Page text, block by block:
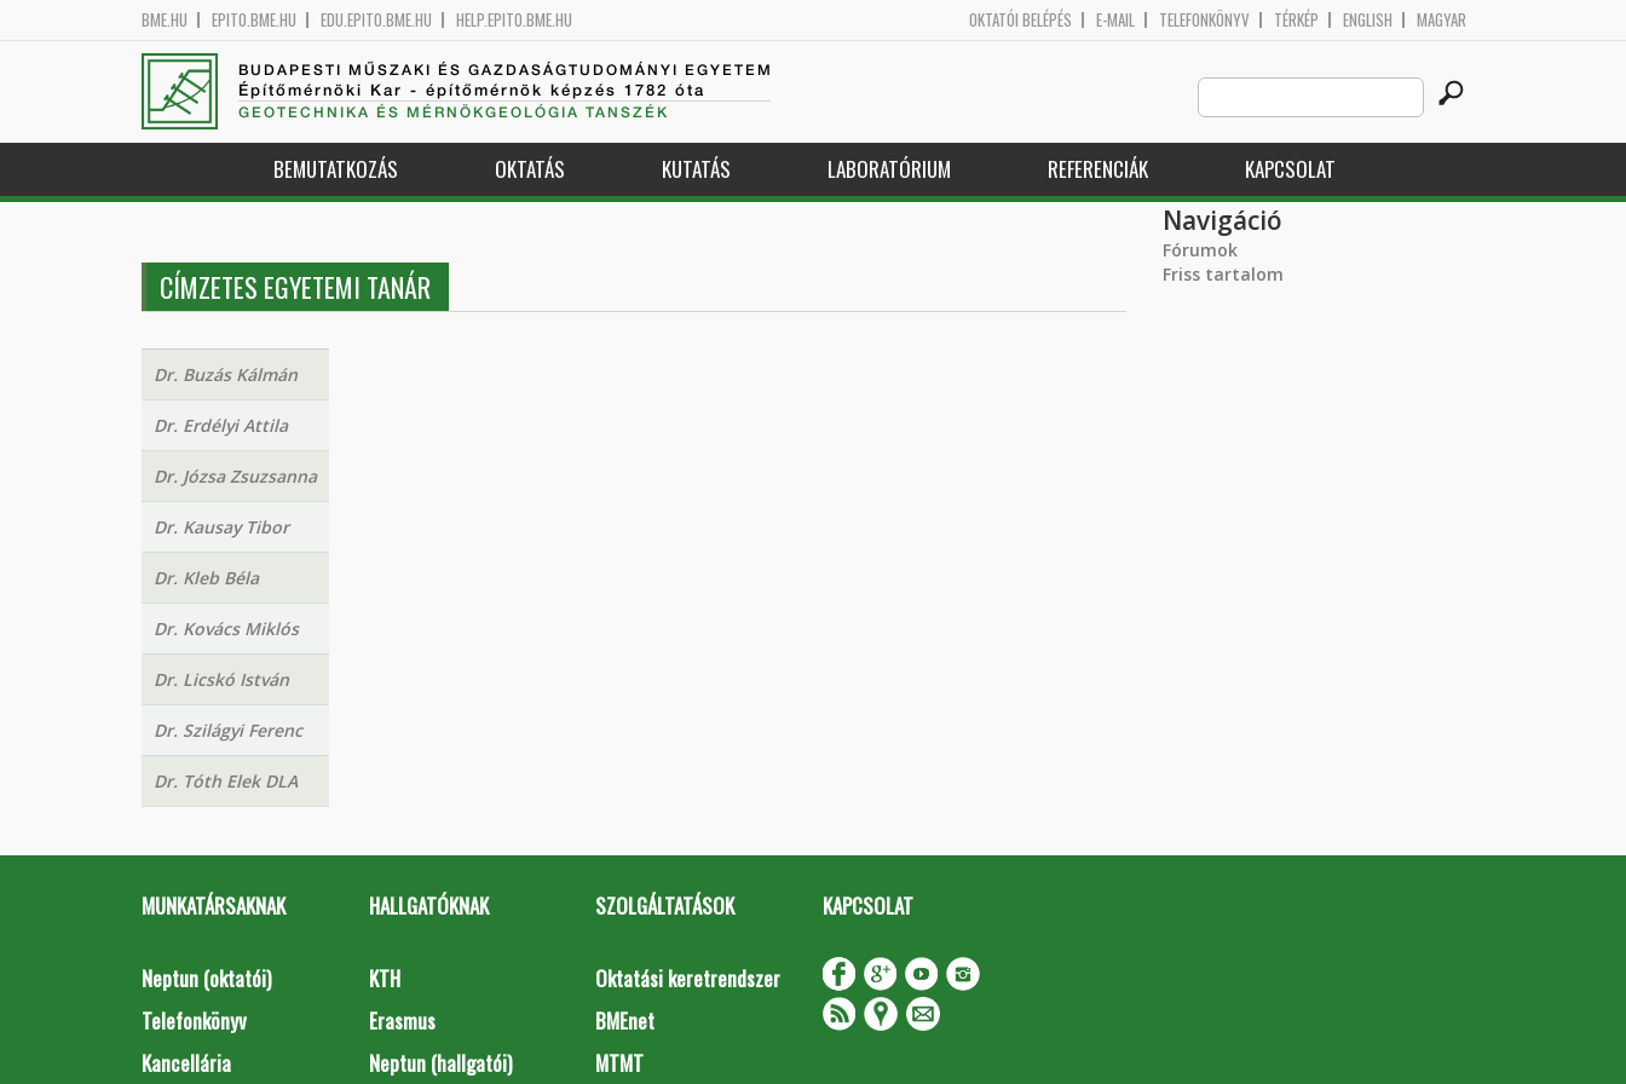
BME.HU EPITO.BME.HU EDU.EPITO.BME.HU HELP.EPITO.BME.HU OKTATÓI BELÉPÉS E-MAIL TELEFONKÖNYV TÉRKÉP ENGLISH MAGYAR
BUDAPESTI MŰSZAKI ÉS GAZDASÁGTUDOMÁNYI EGYETEM
Építőmérnöki Kar - építőmérnök képzés 1782 óta
GEOTECHNIKA ÉS MÉRNÖKGEOLÓGIA TANSZÉK
Search
this
site
BEMUTATKOZÁS OKTATÁS KUTATÁS LABORATÓRIUM REFERENCIÁK KAPCSOLAT
CÍMZETES EGYETEMI TANÁR
Dr. Buzás Kálmán
Dr. Erdélyi Attila
Dr. Józsa Zsuzsanna
Dr. Kausay Tibor
Dr. Kleb Béla
Dr. Kovács Miklós
Dr. Licskó István
Dr. Szilágyi Ferenc
Dr. Tóth Elek DLA
Navigáció
Fórumok
Friss tartalom
MUNKATÁRSAKNAK
Neptun (oktatói)
Telefonkönyv
Kancellária
HALLGATÓKNAK
KTH
Erasmus
Neptun (hallgatói)
SZOLGÁLTATÁSOK
Oktatási keretrendszer
BMEnet
MTMT
KAPCSOLAT